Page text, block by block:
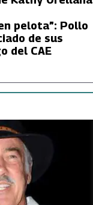
pelota”: Pollo
de sus
del CAE